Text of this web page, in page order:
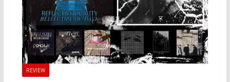
REVIEW